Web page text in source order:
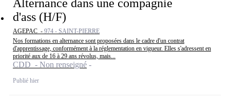
Alternance dans une compagnie
d'ass (H/F)
AGEPAC - 974 - SAINT-PIERRE
Nos formations en alternance sont proposées dans le cadre d'un contrat
d'apprentissage, conformément à la réglementation en vigueur. Elles s'adressent en
priorité aux de 16 à 29 ans révolus, mais...
CDD - Non renseigné
Publié hier